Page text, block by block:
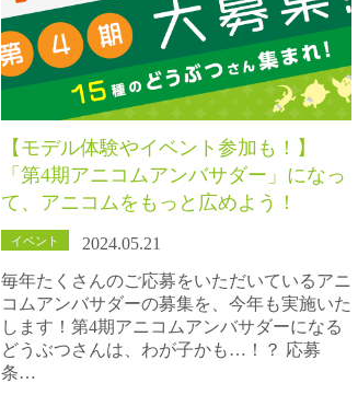
【モデル体験やイベント参加も！】
「第4期アニコムアンバサダー」になっ
て、アニコムをもっと広めよう！
イベント
2024.05.21
毎年たくさんのご応募をいただいているアニ
コムアンバサダーの募集を、今年も実施いた
します！第4期アニコムアンバサダーになる
どうぶつさんは、わが子かも…！？ 応募
条…